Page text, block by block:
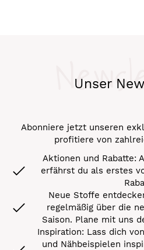
Unser
Abonniere jetzt unseren
profitiere von
Aktionen und Rabatte:
erfährst du als erstes
Neue Stoffe
regelmäßig über die
Saison. Plane mit uns
Inspiration: Lass dich
und Nähbeispielen